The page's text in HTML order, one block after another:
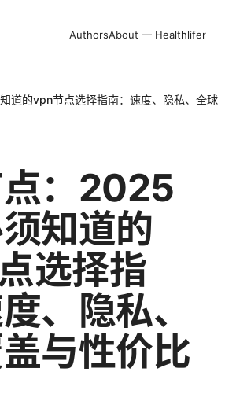
AuthorsAbout — Healthlifer
道的vpn节点选择指南：速度、隐私、全球
：2025
知道的
选择指
、隐私、
与性价比